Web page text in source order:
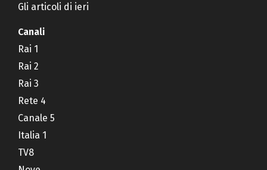
Gli articoli di ieri
Canali
Rai 1
Rai 2
Rai 3
Rete 4
Canale 5
Italia 1
TV8